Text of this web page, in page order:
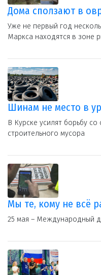
Дома сползают в
Уже не первый год
Маркса находятся в зоне
Шинам не место в
В Курске усилят борьбу
строительного мусора
Мы те, кому не всё
25 мая – Международный